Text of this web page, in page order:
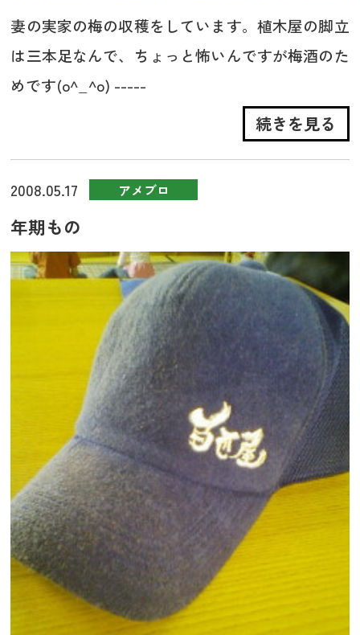
妻の実家の梅の収穫をしています。植木屋の脚立
は三本足なんで、ちょっと怖いんですが梅酒のた
めです(o^_^o) -----
続きを見る
2008.05.17 アメブロ
年期もの